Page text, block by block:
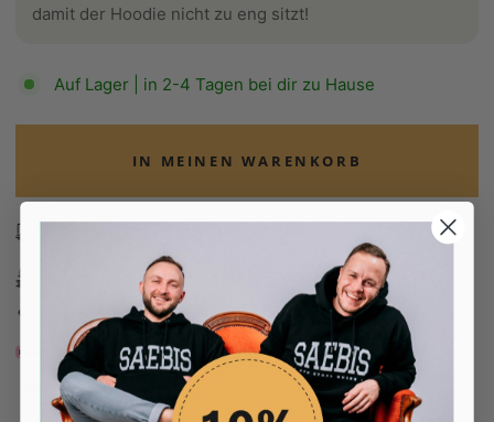
damit der Hoodie nicht zu eng sitzt!
Auf Lager | in 2-4 Tagen bei dir zu Hause
IN MEINEN WARENKORB
100 Tage Rückgaberecht
Edel verpackt in Seidenpapier
Bezahle in 30 Tagen
Bezahle in 30 Tagen